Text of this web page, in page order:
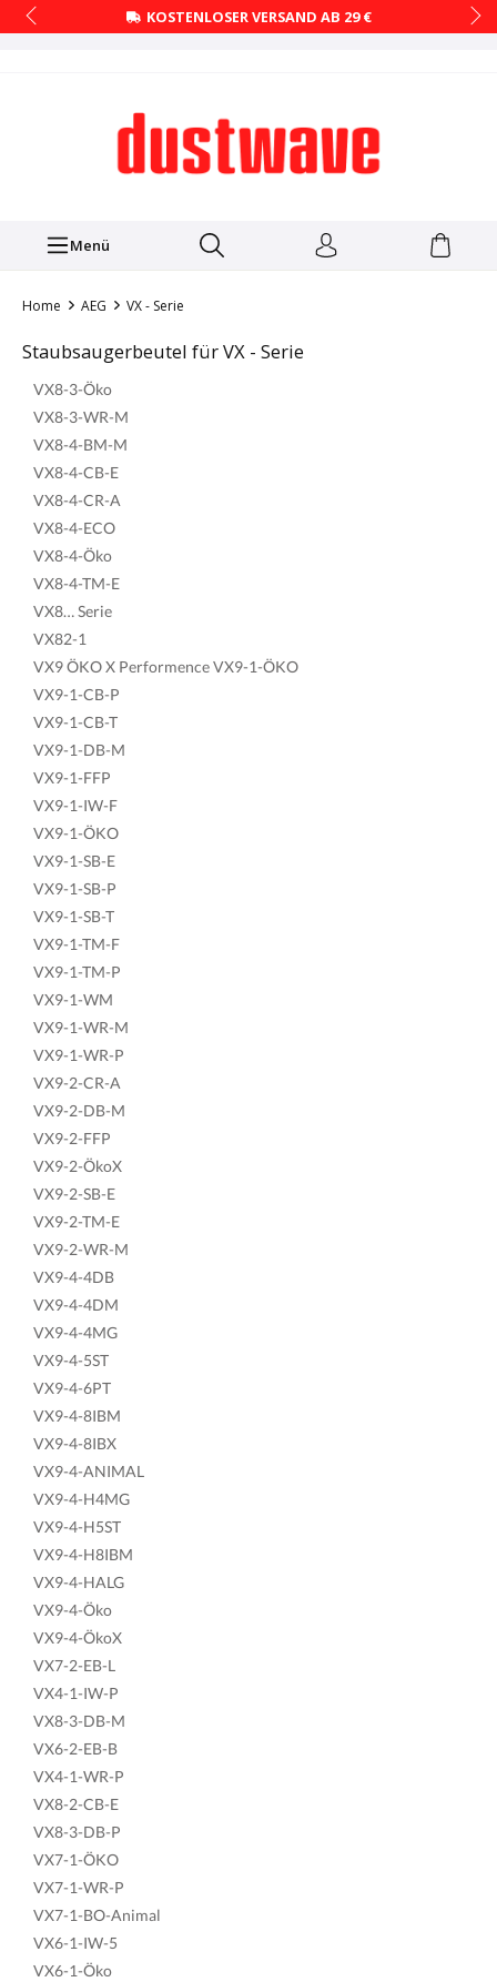
KOSTENLOSER VERSAND AB 29 €
Menü
Home AEG VX - Serie
Staubsaugerbeutel für VX - Serie
VX8-3-Öko
VX8-3-WR-M
VX8-4-BM-M
VX8-4-CB-E
VX8-4-CR-A
VX8-4-ECO
VX8-4-Öko
VX8-4-TM-E
VX8… Serie
VX82-1
VX9 ÖKO X Performence VX9-1-ÖKO
VX9-1-CB-P
VX9-1-CB-T
VX9-1-DB-M
VX9-1-FFP
VX9-1-IW-F
VX9-1-ÖKO
VX9-1-SB-E
VX9-1-SB-P
VX9-1-SB-T
VX9-1-TM-F
VX9-1-TM-P
VX9-1-WM
VX9-1-WR-M
VX9-1-WR-P
VX9-2-CR-A
VX9-2-DB-M
VX9-2-FFP
VX9-2-ÖkoX
VX9-2-SB-E
VX9-2-TM-E
VX9-2-WR-M
VX9-4-4DB
VX9-4-4DM
VX9-4-4MG
VX9-4-5ST
VX9-4-6PT
VX9-4-8IBM
VX9-4-8IBX
VX9-4-ANIMAL
VX9-4-H4MG
VX9-4-H5ST
VX9-4-H8IBM
VX9-4-HALG
VX9-4-Öko
VX9-4-ÖkoX
VX7-2-EB-L
VX4-1-IW-P
VX8-3-DB-M
VX6-2-EB-B
VX4-1-WR-P
VX8-2-CB-E
VX8-3-DB-P
VX7-1-ÖKO
VX7-1-WR-P
VX7-1-BO-Animal
VX6-1-IW-5
VX6-1-Öko